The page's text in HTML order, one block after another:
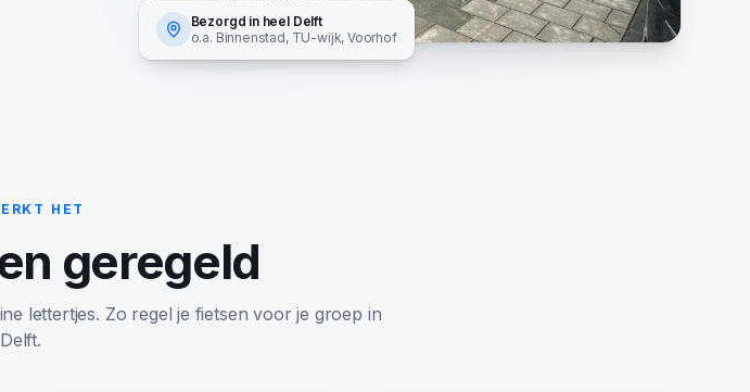
Bezorgd in heel Delft
o.a. Binnenstad, TU-wijk, Voorhof
HET
geregeld
lettertjes. Zo regel je fietsen voor je groep in
Delft.